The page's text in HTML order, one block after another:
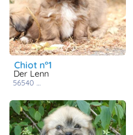
chiot n°1
Der Lenn
56540